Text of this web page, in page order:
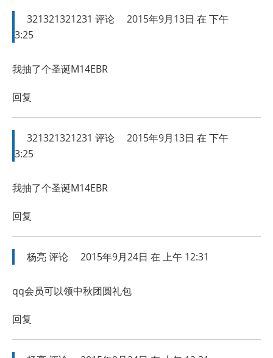
321321321231 评论
2015年9月13日 在 下午
3:25
我抽了个圣诞M14EBR
回复
321321321231 评论
2015年9月13日 在 下午
3:25
我抽了个圣诞M14EBR
回复
杨亮评论 2015年9月24日 在 上午 12:31
qq会员可以领中秋团圆礼包
回复